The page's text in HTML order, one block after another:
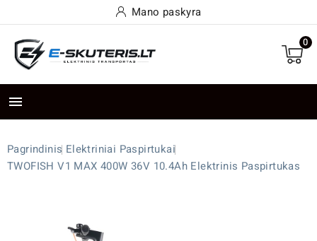
Mano paskyra
0

Pagrindinis Elektriniai Paspirtukai
TWOFISH V1 MAX 400W 36V 10.4Ah Elektrinis Paspirtukas